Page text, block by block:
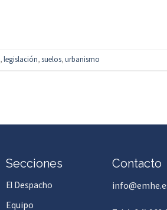
,legislación,suelos,urbanismo
Secciones
El Despacho
Equipo
Contacto